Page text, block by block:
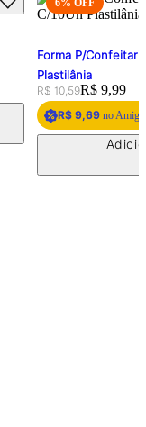
Forma P/
Plastilânia
Original price:
R$ 10,59Price:
R$ 9,99
R$ 9,69no Amigo